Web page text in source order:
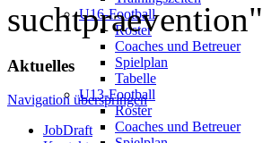
U16-Football
Roster
Coaches und Betreuer
Spielplan
Tabelle
U13-Football
Roster
Coaches und Betreuer
Aktuelles
Navigation überspringen
JobDraft